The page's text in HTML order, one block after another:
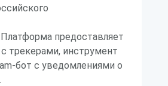
Платформа предоставляет
трекерами, инструмент
бот с уведомлениями о